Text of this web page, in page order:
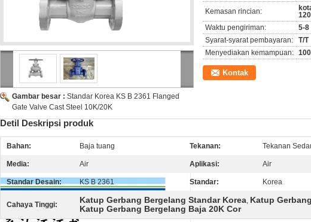
Gambar besar : Standar Korea KS B 2361 Flanged
Gate Valve Cast Steel 10K/20K
Kemasan rincian:
Waktu pengiriman:
5-8
Syarat-syarat pembayaran:
T/T
Menyediakan kemampuan:
Kontak
Detil Deskripsi produk
Bahan: Baja tuang Tekanan: Tekanan
Media: Air Aplikasi: Air
Standar Desain: KS B 2361 Standar: Korea
Cahaya Tinggi: Katup Gerbang Bergelang Standar Korea, Katup
Katup Gerbang Bergelang Baja 20K Cor